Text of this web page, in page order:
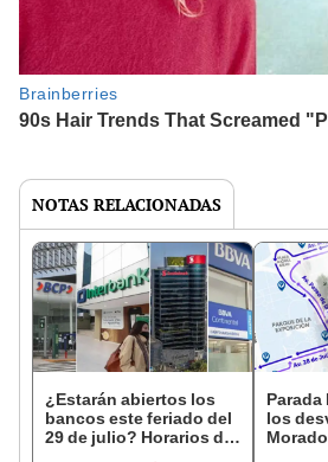
NOTAS RELACIONADAS
¿Estarán abiertos los
bancos este feriado del
29 de julio? Horarios de
los